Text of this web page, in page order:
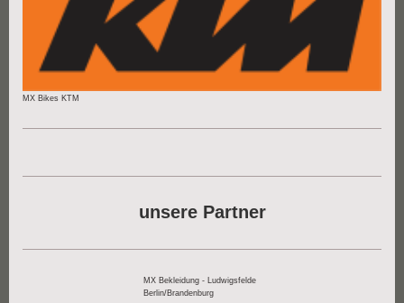
MX Bikes KTM
unsere Partner
MX Bekleidung - Ludwigsfelde
Berlin/Brandenburg